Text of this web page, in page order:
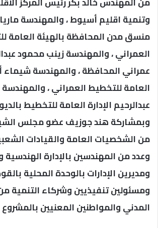
وتنمية اقليم أسيوط ، والمهندسة
منسق مدن المحافظة بالهيئة العامة
العمراني ، والمهندسة زينب محمود
عمراني المحافظة ، والمهندسة شيماء
العامة للتخطيط العمراني ،
عبدالرحيم الإدارة العامة للتخطيط
وبمشاركة هند جوزيف عضو مجلس
من الشخصيات العامة والقيادات
وعدد من المهندسين بالإدارة الهندسية
ومديرين الإدارات بالوحدة المحلية
ومسئولين تنفيذيين وشركاء التنمية
المدني والمواطنين المعنيين